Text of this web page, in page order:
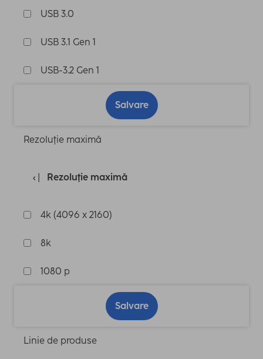
USB 3.0
USB 3.1 Gen 1
USB-3.2 Gen 1
Salvare
Rezoluţie maximă
Rezoluţie maximă
4k (4096 x 2160)
8k
1080 p
Salvare
Linie de produse